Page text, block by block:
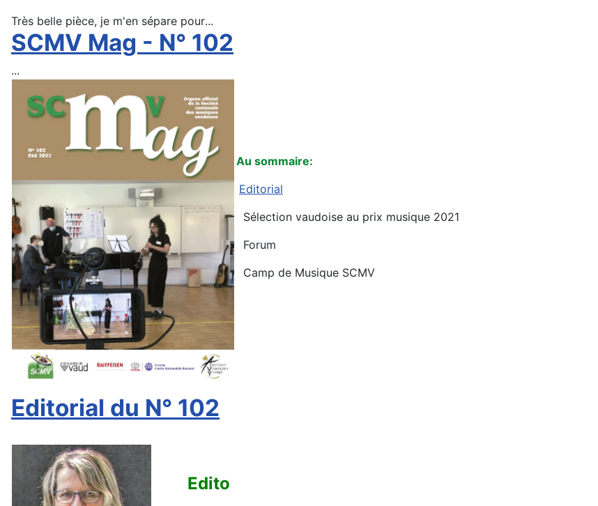
Très belle pièce, je m'en sépare pour...
SCMV Mag - N° 102
...
Au sommaire:
Editorial
Sélection vaudoise au prix musique 2021
Forum
Camp de Musique SCMV
Editorial du N° 102
Edito